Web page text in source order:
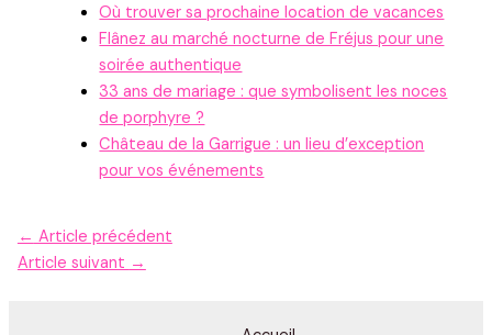
Où trouver sa prochaine location de vacances
Flânez au marché nocturne de Fréjus pour une
soirée authentique
33 ans de mariage : que symbolisent les noces
de porphyre ?
Château de la Garrigue : un lieu d’exception
pour vos événements
← Article précédent
Article suivant →